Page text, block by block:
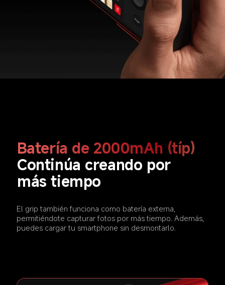
Batería de 2000mAh (típ)
Continúa creando por
más tiempo
El grip también funciona como batería externa,
permitiéndote capturar fotos por más tiempo. Además,
puedes cargar tu smartphone sin desmontarlo.